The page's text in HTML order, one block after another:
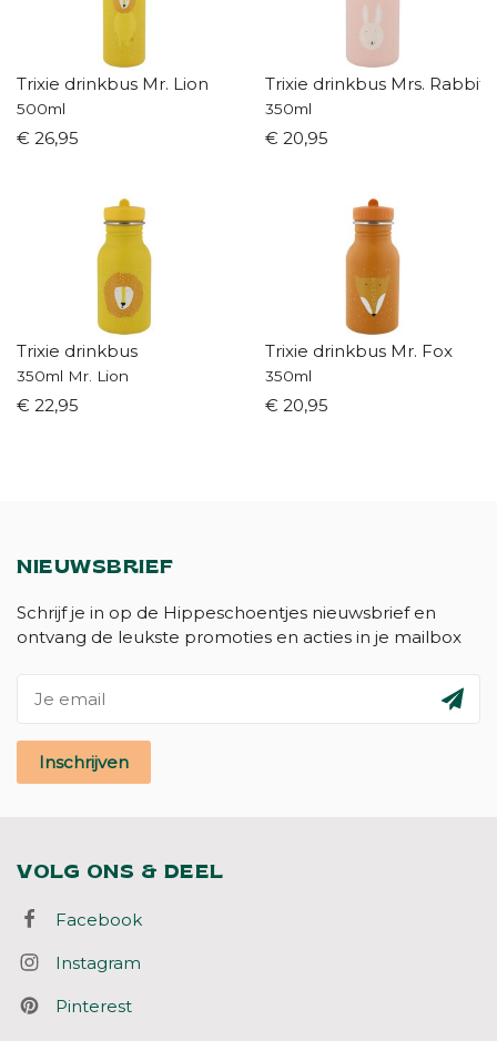
Trixie drinkbus Mr. Lion
500ml
€ 26,95
Trixie drinkbus Mrs. Rabbit
350ml
€ 20,95
Trixie drinkbus
350ml Mr. Lion
€ 22,95
Trixie drinkbus Mr. Fox
350ml
€ 20,95
NIEUWSBRIEF
Schrijf je in op de Hippeschoentjes nieuwsbrief en
ontvang de leukste promoties en acties in je mailbox
Inschrijven
VOLG ONS & DEEL
Facebook
Instagram
Pinterest